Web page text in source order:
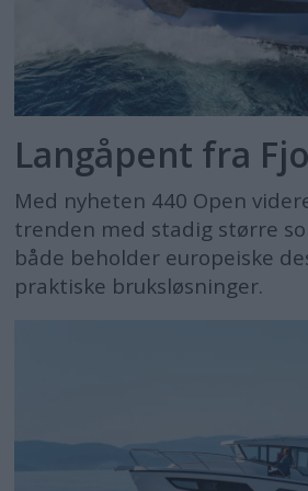
Langåpent fra
Med nyheten 440 Open
trenden med stadig større
både beholder europeiske
praktiske bruksløsninger.